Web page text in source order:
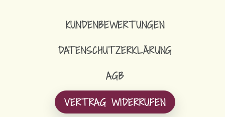
KUNDENBEWERTUNGEN
DATENSCHUTZERKLÄRUNG
AGB
VERTRAG WIDERRUFEN